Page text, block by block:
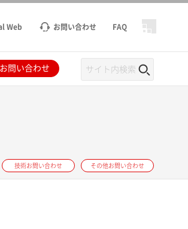
Web お問い合わせ FAQ
問い合わせ
技術お問い合わせ その他お問い合わせ